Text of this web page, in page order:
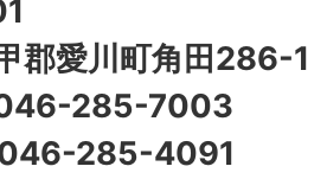
郡愛川町角田286-1
046-285-7003
046-285-4091